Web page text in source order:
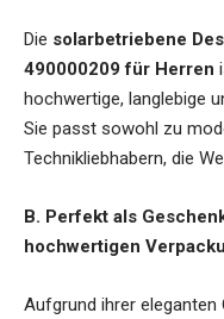
Die solarbetriebene
490000209 für Herren
hochwertige, langlebige
Sie passt sowohl zu
Technikliebhabern, die
B. Perfekt als
hochwertigen
Aufgrund ihrer eleganten